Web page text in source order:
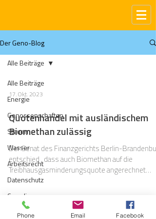
Der Geno-Blog
Alle Beiträge
Energie
Genossenschaften
Steuern
Wasser
Arbeitsrecht
Datenschutz
Compliance
Gas
Alle Beiträge
17. Okt. 2023
Quotenhandel mit ausländischem
Biomethan zulässig
Der Senat des Finanzgerichts Berlin-
entschied , dass auch Biomethan auf die
Treibhausgasminderungsquote angerechnet
werden kann.
Phone Email Facebook